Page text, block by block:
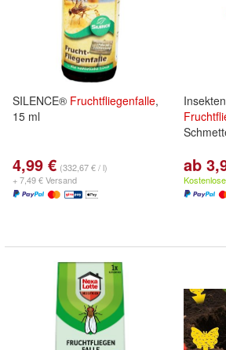
SILENCE® Fruchtfliegenfalle,
15 ml
4,99 € (332,67 € / l)
+ 7,49 € Versand
ab